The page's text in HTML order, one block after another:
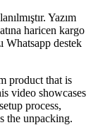
Yazım
haricen kargo
Whatsapp destek
product that is
video showcases
process,
the unpacking.